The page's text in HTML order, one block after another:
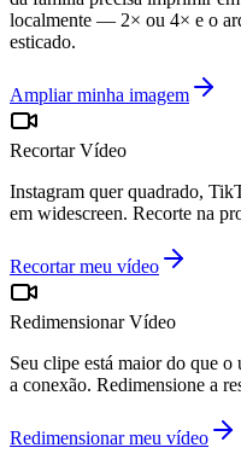
localmente — 2× ou 4× e o
esticado.
Ampliar minha imagem
Recortar Vídeo
Instagram quer quadrado,
em widescreen. Recorte na
Recortar meu vídeo
Redimensionar Vídeo
Seu clipe está maior do que o
a conexão. Redimensione a
Redimensionar meu vídeo